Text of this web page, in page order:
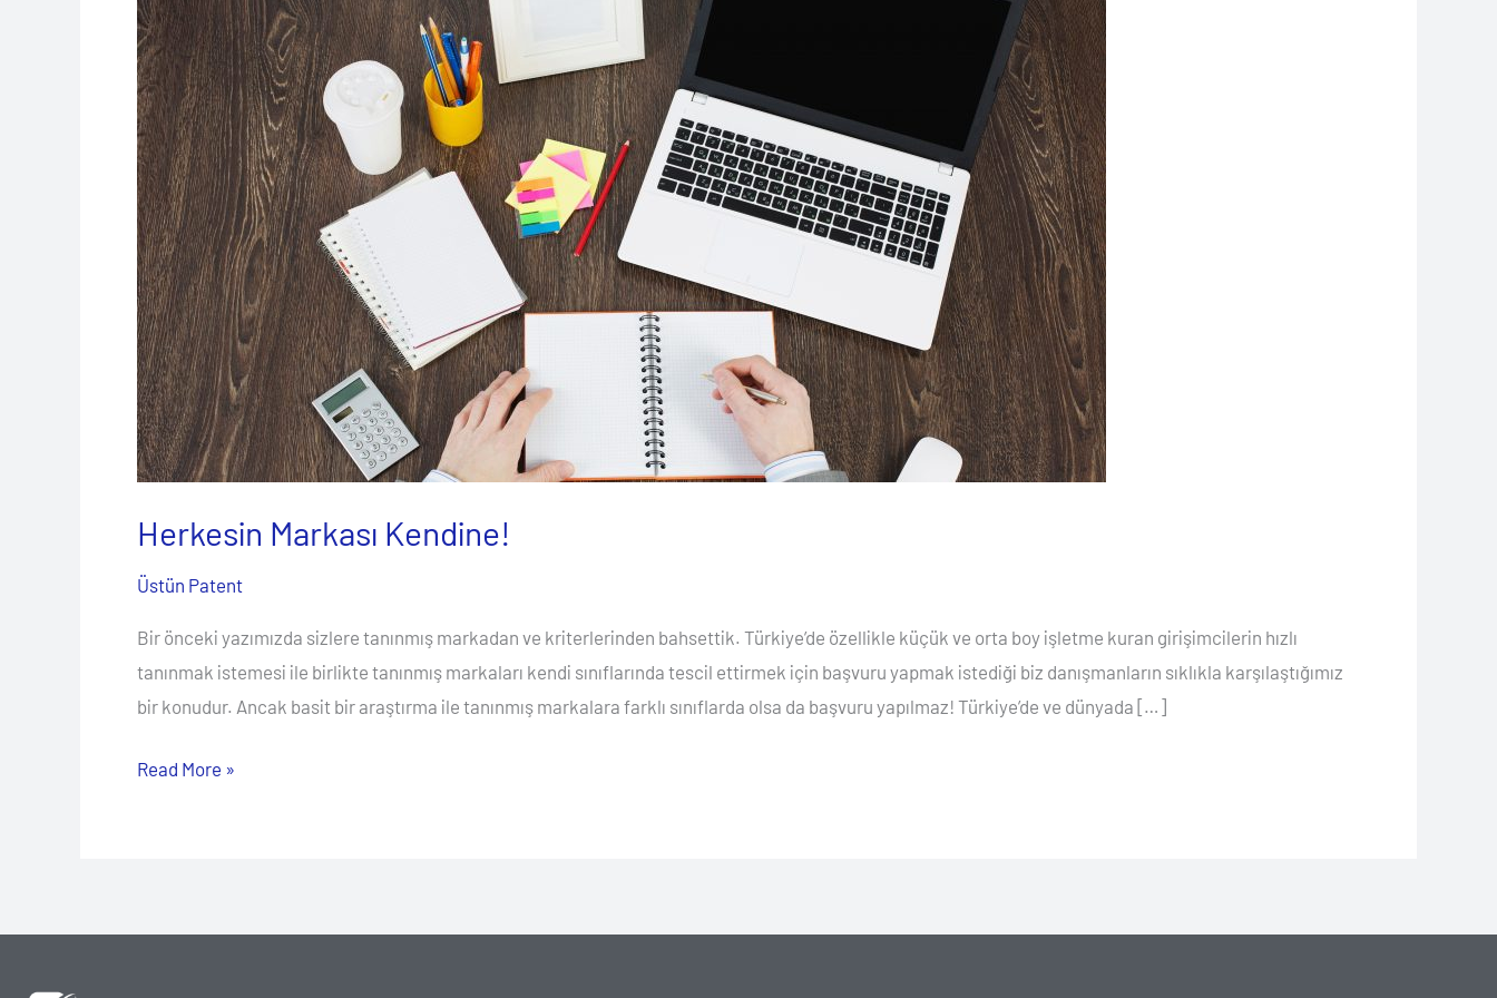
Herkesin Markası Kendine!
Üstün Patent
Bir önceki yazımızda sizlere tanınmış markadan ve kriterlerinden bahsettik. Türkiye’de özellikle küçük ve orta boy işletme kuran girişimcilerin hızlı
tanınmak istemesi ile birlikte tanınmış markaları kendi sınıflarında tescil ettirmek için başvuru yapmak istediği biz danışmanların sıklıkla karşılaştığımız
bir konudur. Ancak basit bir araştırma ile tanınmış markalara farklı sınıflarda olsa da başvuru yapılmaz! Türkiye’de ve dünyada […]
Kendine!
Read More »